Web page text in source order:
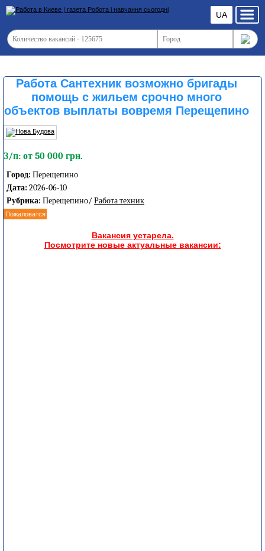
UA
Работа Сантехник возможно бригады
помощь с жильем срочно много
объектов выплаты вовремя Перещепино
З/п: от 50 000 грн.
Город: Перещепино
Дата: 2026-06-10
Рубрика: Перещепино/ Работа техник
Пожаловатся
Вакансия устарела.
Посмотрите новые актуальные вакансии: